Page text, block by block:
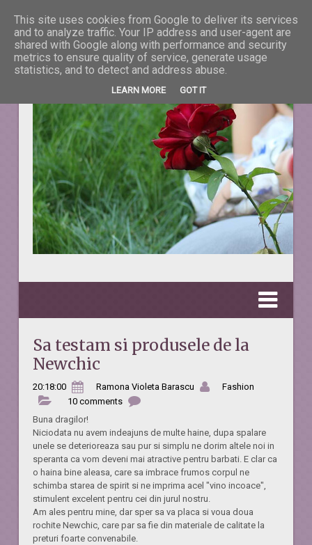
La taifas cu
DESPRE TOT CEEA CE NE ÎNFRUMUSEŢEAZĂ VIAŢA.
Sa testam si produsele de la
Newchic
20:18:00 Ramona Violeta Barascu
Fashion
10 comments
Buna dragilor!
Niciodata nu avem indeajuns de multe haine, dupa spalare
unele se deterioreaza sau pur si simplu ne dorim altele noi in
speranta ca vom deveni mai atractive pentru barbati. E clar ca
o haina bine aleasa, care sa imbrace frumos corpul ne
schimba starea de spirit si ne imprima acel "vino incoace",
stimulent excelent pentru cei din jurul nostru.
Am ales pentru mine, dar sper sa va placa si voua doua
rochite Newchic, care par sa fie din materiale de calitate la
preturi foarte convenabile.
This site uses cookies from Google to deliver its services
and to analyze traffic. Your IP address and user-agent are
shared with Google along with performance and security
metrics to ensure quality of service, generate usage
statistics, and to detect and address abuse.
LEARN MORE GOT IT